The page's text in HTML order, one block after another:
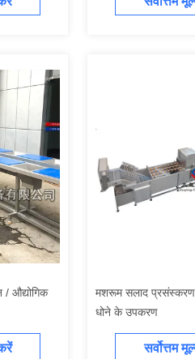
औद्योगिक
मशरूम सलाद
धोने के उपकरण
सर्वोत्तम